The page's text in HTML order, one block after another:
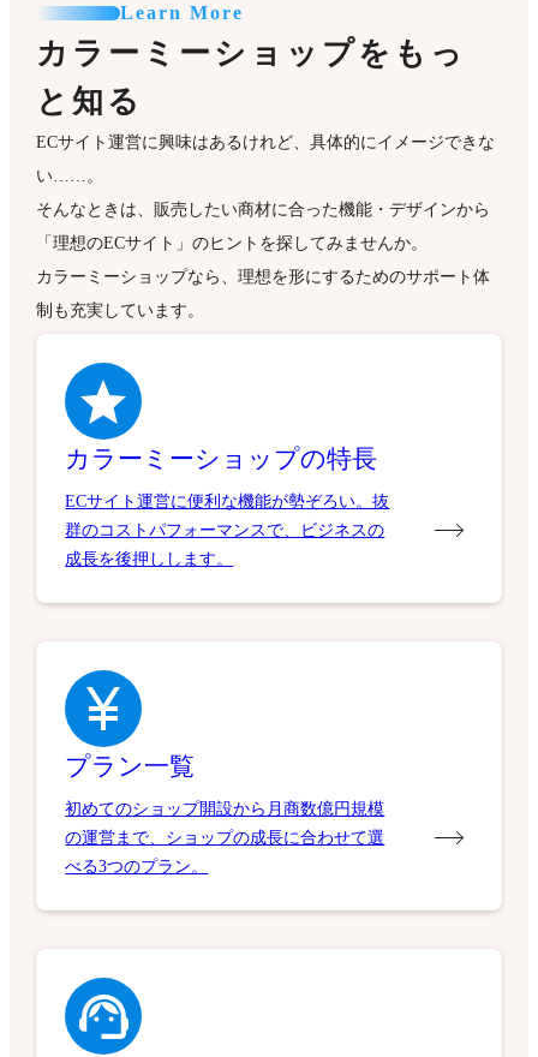
Learn More
カラーミーショップをもっ
と知る
ECサイト運営に興味はあるけれど、具体的にイメージできな
い……。
そんなときは、販売したい商材に合った機能・デザインから
「理想のECサイト」のヒントを探してみませんか。
カラーミーショップなら、理想を形にするためのサポート体
制も充実しています。
カラーミーショップの特長
ECサイト運営に便利な機能が勢ぞろい。抜
群のコストパフォーマンスで、ビジネスの
成長を後押しします。
プラン一覧
初めてのショップ開設から月商数億円規模
の運営まで、ショップの成長に合わせて選
べる3つのプラン。